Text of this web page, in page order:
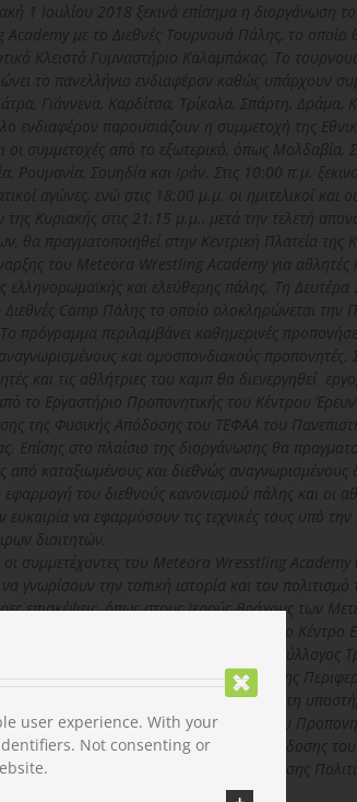
1 Ιουλίου 2018 ξεκινά επίσημα η διοργάνωση
Academy με το Διεθνές Τουρνουά Πάλης, το οποίο
Κλειστό Γυμναστήριο Καλαμπάκας. Το
το πανελλήνιο ενδιαφέρον καθώς υπάρχουν
Γιάννενα, Καρδίτσα, Τρίκαλα, Σπάρτη, Δράμα,
ενδιαφέρον παρουσιάζουν η συμμετοχή της
οι συμμετοχές από το εξωτερικό, όπως Μολδαβία,
Ρουμανία, Σουηδία και Ιράν. Στις 10:00 π.μ.
αγώνες, ενώ στις 18:00 μ.μ. οι ημιτελικοί και οι
της Κυριακής στις 21:15 μ.μ., μετά την τελετή
θα πραγματοποιηθεί στην Κεντρική Πλατεία της
του Meteora Wrestling Academy για αθλητές
ελληνορωμαϊκής και ελεύθερης πάλης. Τη Δευτέρα
Διεθνές Camp Πάλης το οποίο ολοκληρώνεται την
πρόγραμμα περιλαμβάνει καθημερινές
και ομοσπονδιακούς προπονητές.
και τις αθλήτριες του καμπ θα διενεργηθεί
το Εργαστήριο Προπονητικής του Κέντρου
της Φυσικής Απόδοσης του ΤΕΦΑΑ του
Επίσης στο πλαίσιο της διοργάνωσης θα
από καταξιωμένους και διεθνώς αναγνωρισμένους
εφαρμογή του διεθνούς κανονισμού πάλης και οι
ευκαιρία να εφαρμόσουν τις τεχνικές τους υπό
διαιτητών.
οι συμμετέχοντες του Meteora Wresstling Academy
να γνωρίσουν την τοπική ιστορία και τον πολιτισμό
επισκέψεις, όπως στους Ιερούς Βράχους των
των Τρικάλων. Τη διοργάνωση έχουν το Κέντρο
Παλαίστρα και ο Αθλητικός Παλαιστικός Σύλλογος
της Ελληνικής Ομοσπονδίας Πάλης και της
Τρικάλων της Περιφέρειας Θεσσαλίας και τη
και Τρικκαίων, του Εργαστηρίου
και Αξιολόγησης της Φυσικής Απόδοσης
Θεσσαλίας και του Δικτύου Διαχείρισης
user experience. With your
Not consenting or